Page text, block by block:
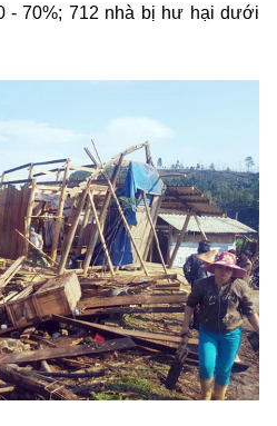
- 70%; 712 nhà bị hư hại dưới